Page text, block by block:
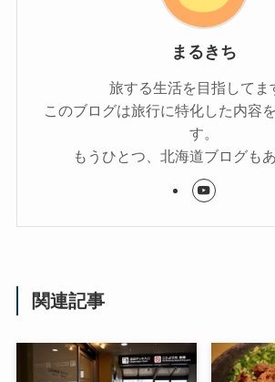
まるきち
旅する生活を目指してま
このブログは旅行に特化した内容
す。
もうひとつ、北海道ブログもあ
関連記事